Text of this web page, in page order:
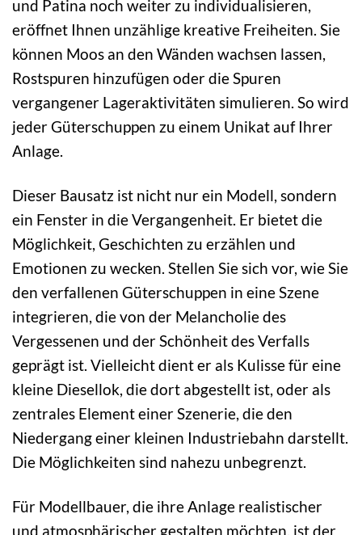
und Patina noch weiter zu individualisieren,
eröffnet Ihnen unzählige kreative Freiheiten. Sie
können Moos an den Wänden wachsen lassen,
Rostspuren hinzufügen oder die Spuren
vergangener Lageraktivitäten simulieren. So wird
jeder Güterschuppen zu einem Unikat auf Ihrer
Anlage.
Dieser Bausatz ist nicht nur ein Modell, sondern
ein Fenster in die Vergangenheit. Er bietet die
Möglichkeit, Geschichten zu erzählen und
Emotionen zu wecken. Stellen Sie sich vor, wie Sie
den verfallenen Güterschuppen in eine Szene
integrieren, die von der Melancholie des
Vergessenen und der Schönheit des Verfalls
geprägt ist. Vielleicht dient er als Kulisse für eine
kleine Diesellok, die dort abgestellt ist, oder als
zentrales Element einer Szenerie, die den
Niedergang einer kleinen Industriebahn darstellt.
Die Möglichkeiten sind nahezu unbegrenzt.
Für Modellbauer, die ihre Anlage realistischer
und atmosphärischer gestalten möchten, ist der